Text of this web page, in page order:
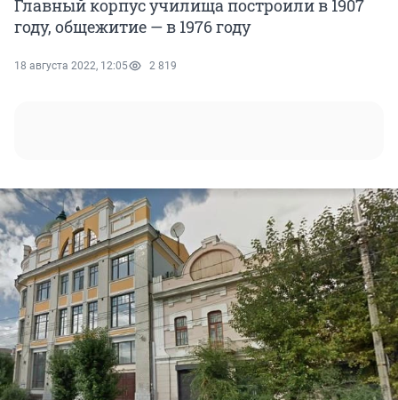
Главный корпус училища построили в 1907
году, общежитие — в 1976 году
18 августа 2022, 12:05 2 819